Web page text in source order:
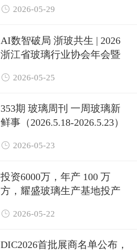
 2026-05-29
AI数智破局 浙玻共生 | 2026
浙江省玻璃行业协会年会暨
办
 2026-05-25
353期 玻璃周刊 一周玻璃新
鲜事（2026.5.18-2026.5.23）
 2026-05-23
投资6000万，年产 100 万
方，耀盛玻璃生产基地投产
 2026-05-22
DIC2026首批展商名单公布，